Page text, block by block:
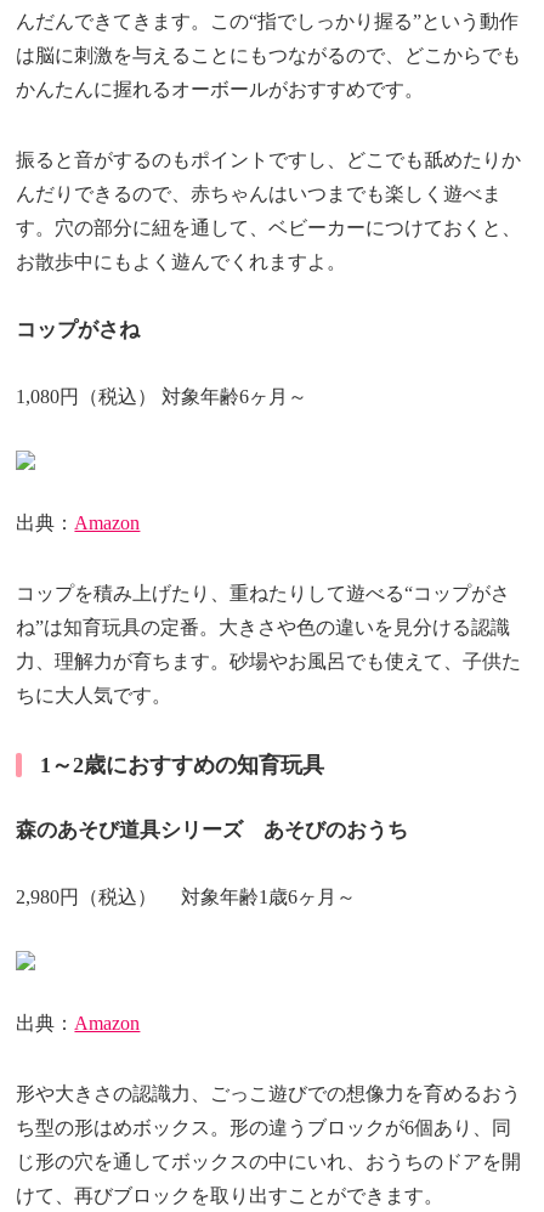
んだんできてきます。この“指でしっかり握る”という動作
は脳に刺激を与えることにもつながるので、どこからでも
かんたんに握れるオーボールがおすすめです。
振ると音がするのもポイントですし、どこでも舐めたりか
んだりできるので、赤ちゃんはいつまでも楽しく遊べま
す。穴の部分に紐を通して、ベビーカーにつけておくと、
お散歩中にもよく遊んでくれますよ。
コップがさね
1,080円（税込） 対象年齢6ヶ月～
出典： Amazon
コップを積み上げたり、重ねたりして遊べる“コップがさ
ね”は知育玩具の定番。大きさや色の違いを見分ける認識
力、理解力が育ちます。砂場やお風呂でも使えて、子供た
ちに大人気です。
1～2歳におすすめの知育玩具
森のあそび道具シリーズ あそびのおうち
2,980円（税込） 対象年齢1歳6ヶ月～
出典： Amazon
形や大きさの認識力、ごっこ遊びでの想像力を育めるおう
ち型の形はめボックス。形の違うブロックが6個あり、同
じ形の穴を通してボックスの中にいれ、おうちのドアを開
けて、再びブロックを取り出すことができます。